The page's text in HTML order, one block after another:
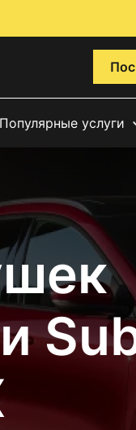
Популярные услуги